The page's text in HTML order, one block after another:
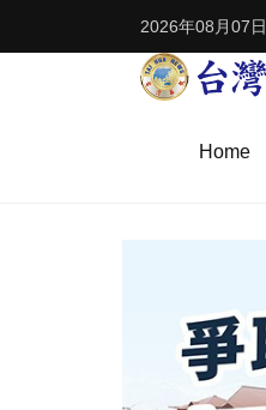
2026年08月07日
Home